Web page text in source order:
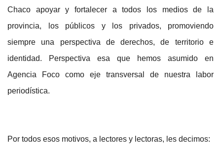
Chaco apoyar y fortalecer a todos los medios de la
provincia, los públicos y los privados, promoviendo
siempre una perspectiva de derechos, de territorio e
identidad. Perspectiva esa que hemos asumido en
Agencia Foco como eje transversal de nuestra labor
periodística.
Por todos esos motivos, a lectores y lectoras, les decimos: